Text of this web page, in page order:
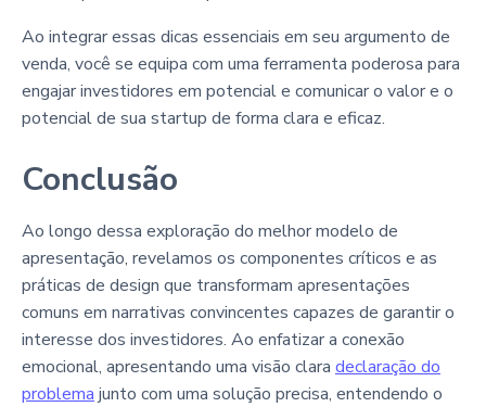
Ao integrar essas dicas essenciais em seu argumento de
venda, você se equipa com uma ferramenta poderosa para
engajar investidores em potencial e comunicar o valor e o
potencial de sua startup de forma clara e eficaz.
Conclusão
Ao longo dessa exploração do melhor modelo de
apresentação, revelamos os componentes críticos e as
práticas de design que transformam apresentações
comuns em narrativas convincentes capazes de garantir o
interesse dos investidores. Ao enfatizar a conexão
emocional, apresentando uma visão clara declaração do
problema junto com uma solução precisa, entendendo o